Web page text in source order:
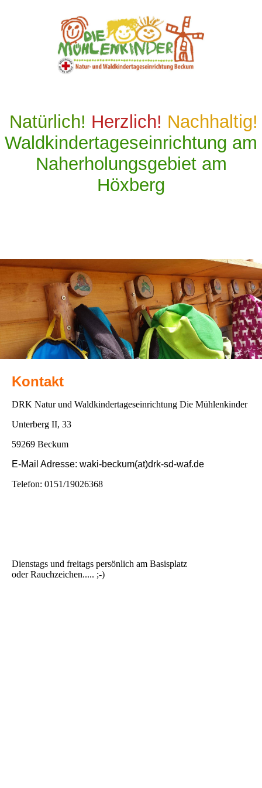
Natürlich! Herzlich! Nachhaltig!
Waldkindertageseinrichtung am
Naherholungsgebiet am
Höxberg
Kontakt
DRK Natur und Waldkindertageseinrichtung Die Mühlenkinder
Unterberg II, 33
59269 Beckum
E-Mail Adresse: waki-beckum(at)drk-sd-waf.de
Telefon: 0151/19026368
Dienstags und freitags persönlich am Basisplatz
oder Rauchzeichen..... ;-)